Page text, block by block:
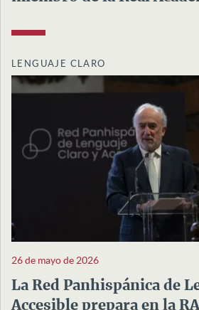
LENGUAJE CLARO
26 de mayo de 2026
La Red Panhispánica de
Accesible prepara en la